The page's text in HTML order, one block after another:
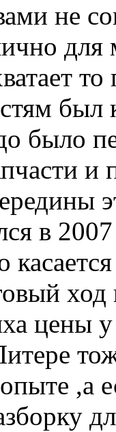
не
для
был
было
в
цены
,а